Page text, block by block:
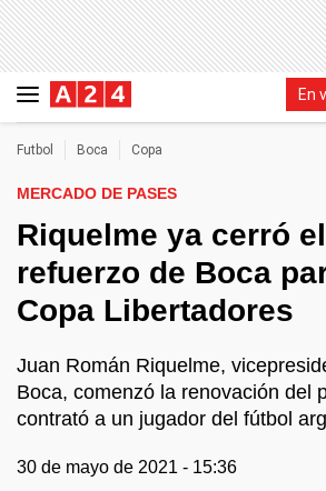
En
Futbol Boca Copa
MERCADO DE PASES
Riquelme ya cerró
refuerzo de Boca
Copa Libertadores
Juan Román Riquelme,
Boca, comenzó la renovación del
contrató a un jugador del fútbol
30 de mayo de 2021 - 15:36